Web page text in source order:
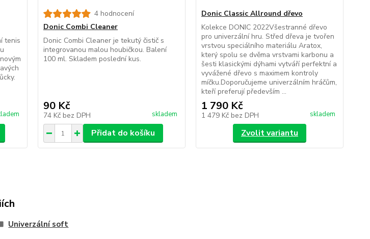
tenis
4 hodnocení
Donic Combi Cleaner
Donic Combi Cleaner je tekutý čistič s
integrovanou malou houbičkou. Balení
100 ml. Skladem poslední kus.
90 Kč
74 Kč bez DPH skladem
Přidat do košíku
Donic Classic Allround dřevo
Kolekce DONIC 2022Všestranné dřevo
pro univerzální hru. Střed dřeva je tvořen
vrstvou speciálního materiálu Aratox,
který spolu se dvěma vrstvami karbonu a
šesti klasickými dýhami vytváří perfektní a
vyvážené dřevo s maximem kontroly
míčku.Doporučujeme univerzálním hráčům,
kteří preferují především ...
1 790 Kč
1 479 Kč bez DPH skladem
Zvolit variantu
Univerzální soft